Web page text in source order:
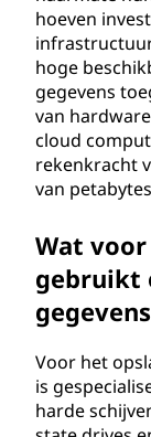
hoeven
hoge
gegevens
van
cloud
rekenkracht
van
Wat
gebruikt
Voor het
is
harde